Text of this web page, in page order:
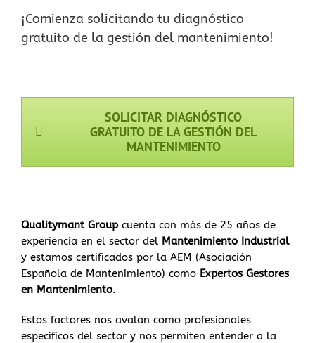
¡Comienza solicitando tu diagnóstico
gratuito de la gestión del mantenimiento!
SOLICITAR DIAGNÓSTICO
GRATUITO DE LA GESTIÓN DEL
MANTENIMIENTO
Qualitymant Groupcuenta con más de 25 años de
experiencia en el sector del Mantenimiento Industrial
y estamos certificados por la AEM (Asociación
Española de Mantenimiento) como Expertos Gestores
en Mantenimiento.
Estos factores nos avalan como profesionales
específicos del sector y nos permiten entender a la